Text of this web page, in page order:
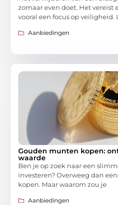
zomaar even doet. Het vereist
vooral een focus op veiligheid.
Aanbiedingen
Gouden munten kopen:
waarde
Ben je op zoek naar een
investeren? Overweeg dan
kopen. Maar waarom zou je
Aanbiedingen